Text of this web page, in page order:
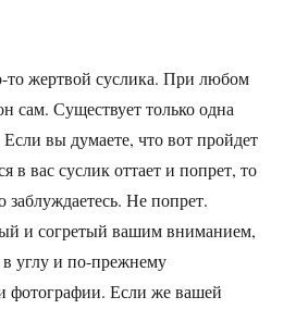
то жертвой суслика. При любом
сам. Существует только одна
Если вы думаете, что вот пройдет
в вас суслик оттает и попрет, то
заблуждаетесь. Не попрет.
и согретый вашим вниманием,
в углу и по-прежнему
фотографии. Если же вашей